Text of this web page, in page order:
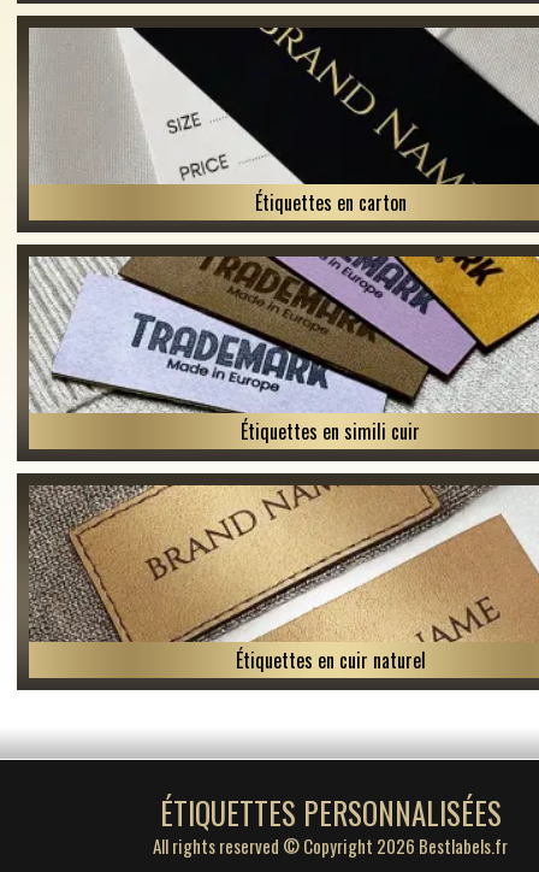
Étiquettes en carton
Étiquettes en simili cuir
Étiquettes en cuir naturel
ÉTIQUETTES PERSONNALISÉES
All rights reserved © Copyright 2026 Bestlabels.fr